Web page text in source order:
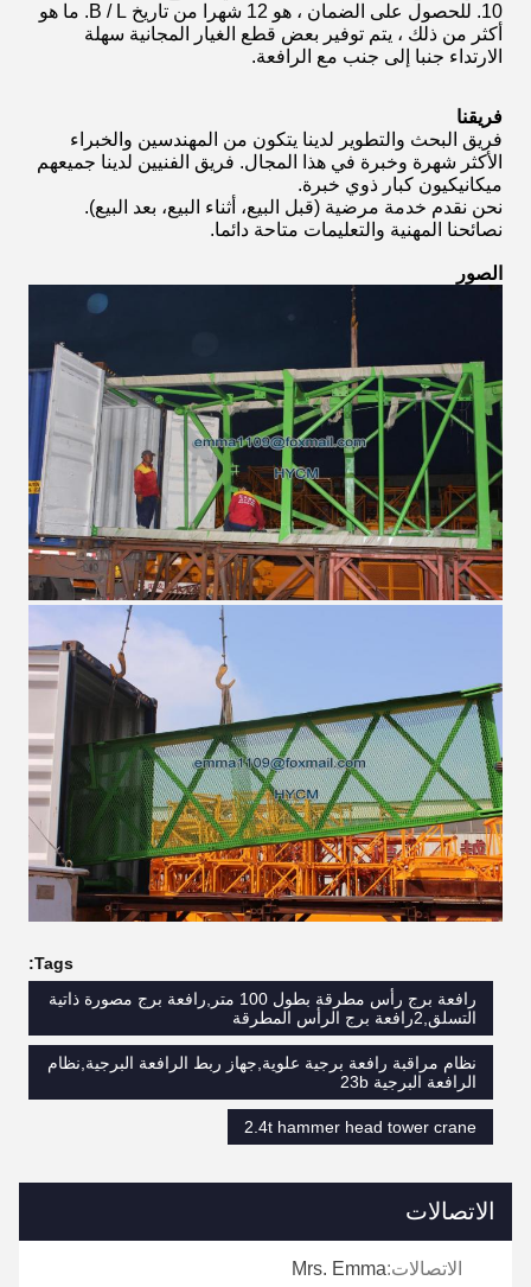
10. للحصول على الضمان ، هو 12 شهرا من تاريخ B / L. ما هو
أكثر من ذلك ، يتم توفير بعض قطع الغيار المجانية سهلة
الارتداء جنبا إلى جنب مع الرافعة.
فريقنا
فريق البحث والتطوير لدينا يتكون من المهندسين والخبراء
الأكثر شهرة وخبرة في هذا المجال. فريق الفنيين لدينا جميعهم
ميكانيكيون كبار ذوي خبرة.
نحن نقدم خدمة مرضية (قبل البيع، أثناء البيع، بعد البيع).
نصائحنا المهنية والتعليمات متاحة دائما.
الصور
Tags:
رافعة برج رأس مطرقة بطول 100 متر,رافعة برج مصورة ذاتية
التسلق,2رافعة برج الرأس المطرقة
نظام مراقبة رافعة برجية علوية,جهاز ربط الرافعة البرجية,نظام
الرافعة البرجية 23b
2.4t hammer head tower crane
الاتصالات
الاتصالات:Mrs. Emma